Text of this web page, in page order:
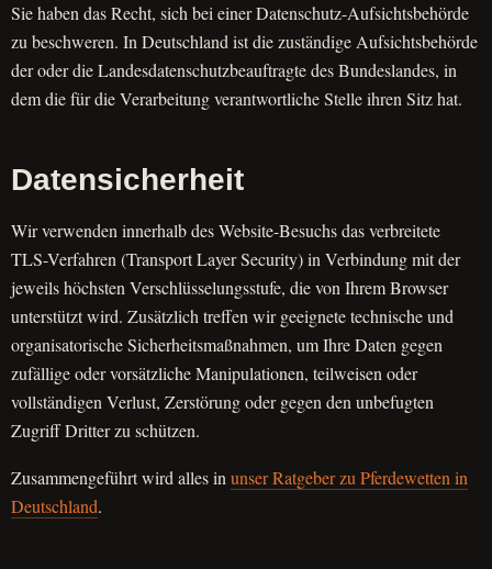
Sie haben das Recht, sich bei einer Datenschutz-Aufsichtsbehörde
zu beschweren. In Deutschland ist die zuständige Aufsichtsbehörde
der oder die Landesdatenschutzbeauftragte des Bundeslandes, in
dem die für die Verarbeitung verantwortliche Stelle ihren Sitz hat.
Datensicherheit
Wir verwenden innerhalb des Website-Besuchs das verbreitete
TLS-Verfahren (Transport Layer Security) in Verbindung mit der
jeweils höchsten Verschlüsselungsstufe, die von Ihrem Browser
unterstützt wird. Zusätzlich treffen wir geeignete technische und
organisatorische Sicherheitsmaßnahmen, um Ihre Daten gegen
zufällige oder vorsätzliche Manipulationen, teilweisen oder
vollständigen Verlust, Zerstörung oder gegen den unbefugten
Zugriff Dritter zu schützen.
Zusammengeführt wird alles inunser Ratgeber zu Pferdewetten in
Deutschland.